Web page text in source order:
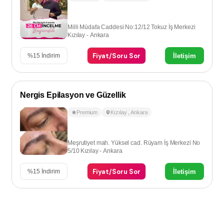
Milli Müdafa Caddesi No:12/12 Tokuz İş Merkezi
Kızılay - Ankara
%15 İndirim Fiyat/Soru Sor İletişim
Nergis Epilasyon ve Güzellik
Premium Kızılay ,Ankara
Meşrutiyet mah. Yüksel cad. Rüyam İş Merkezi No
5/10 Kızılay - Ankara
%15 İndirim Fiyat/Soru Sor İletişim